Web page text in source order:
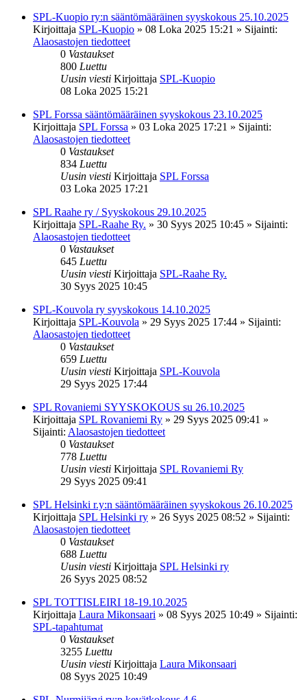
SPL-Kuopio ry:n sääntömääräinen syyskokous 25.10.2025
Kirjoittaja SPL-Kuopio » 08 Loka 2025 15:21 » Sijainti:
Alaosastojen tiedotteet
0 Vastaukset
800 Luettu
Uusin viesti Kirjoittaja SPL-Kuopio
08 Loka 2025 15:21
SPL Forssa sääntömääräinen syyskokous 23.10.2025
Kirjoittaja SPL Forssa » 03 Loka 2025 17:21 » Sijainti:
Alaosastojen tiedotteet
0 Vastaukset
834 Luettu
Uusin viesti Kirjoittaja SPL Forssa
03 Loka 2025 17:21
SPL Raahe ry / Syyskokous 29.10.2025
Kirjoittaja SPL-Raahe Ry. » 30 Syys 2025 10:45 » Sijainti:
Alaosastojen tiedotteet
0 Vastaukset
645 Luettu
Uusin viesti Kirjoittaja SPL-Raahe Ry.
30 Syys 2025 10:45
SPL-Kouvola ry syyskokous 14.10.2025
Kirjoittaja SPL-Kouvola » 29 Syys 2025 17:44 » Sijainti:
Alaosastojen tiedotteet
0 Vastaukset
659 Luettu
Uusin viesti Kirjoittaja SPL-Kouvola
29 Syys 2025 17:44
SPL Rovaniemi SYYSKOKOUS su 26.10.2025
Kirjoittaja SPL Rovaniemi Ry » 29 Syys 2025 09:41 »
Sijainti: Alaosastojen tiedotteet
0 Vastaukset
778 Luettu
Uusin viesti Kirjoittaja SPL Rovaniemi Ry
29 Syys 2025 09:41
SPL Helsinki r.y:n sääntömääräinen syyskokous 26.10.2025
Kirjoittaja SPL Helsinki ry » 26 Syys 2025 08:52 » Sijainti:
Alaosastojen tiedotteet
0 Vastaukset
688 Luettu
Uusin viesti Kirjoittaja SPL Helsinki ry
26 Syys 2025 08:52
SPL TOTTISLEIRI 18-19.10.2025
Kirjoittaja Laura Mikonsaari » 08 Syys 2025 10:49 » Sijainti:
SPL-tapahtumat
0 Vastaukset
3255 Luettu
Uusin viesti Kirjoittaja Laura Mikonsaari
08 Syys 2025 10:49